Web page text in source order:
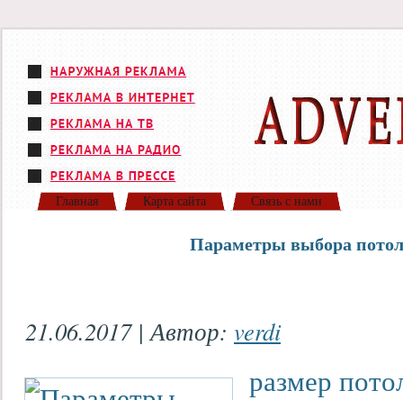
Главная Карта сайта Связь с нами
Параметры выбора
21.06.2017 | Автор: verdi
размер